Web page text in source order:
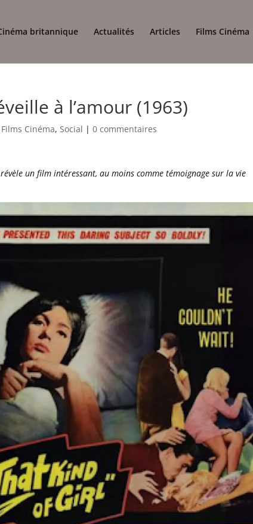
britannique Actualités Articles Films Cinéma
à l’amour (1963)
Films Cinéma,Social |0 commentaires
un film intéressant, au moins comme témoignage sur la vie